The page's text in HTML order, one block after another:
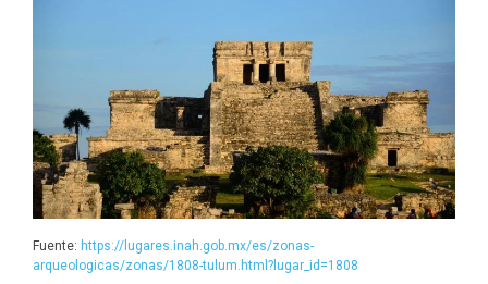
Fuente: https://lugares.inah.gob.mx/es/zonas-
arqueologicas/zonas/1808-tulum.html?lugar_id=1808